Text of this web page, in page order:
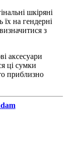
шкіряні
на гендерні
з
аксесуари
ці сумки
приблизно